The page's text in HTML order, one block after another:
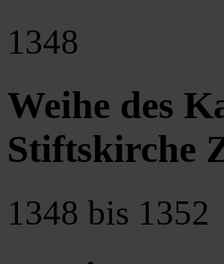
1348
Weihe des
Stiftskirche
1348 bis 1352